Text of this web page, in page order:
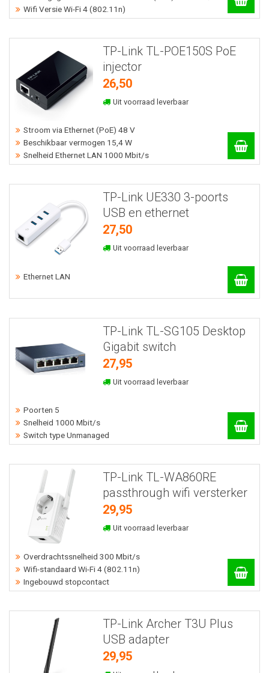
Wifi Versie Wi-Fi 4 (802.11n)
TP-Link TL-POE150S PoE
injector
26,50
Uit voorraad leverbaar
Stroom via Ethernet (PoE) 48 V
Beschikbaar vermogen 15,4 W
Snelheid Ethernet LAN 1000 Mbit/s
TP-Link UE330 3-poorts
USB en ethernet
27,50
Uit voorraad leverbaar
Ethernet LAN
TP-Link TL-SG105 Desktop
Gigabit switch
27,95
Uit voorraad leverbaar
Poorten 5
Snelheid 1000 Mbit/s
Switch type Unmanaged
TP-Link TL-WA860RE
passthrough wifi versterker
29,95
Uit voorraad leverbaar
Overdrachtssnelheid 300 Mbit/s
Wifi-standaard Wi-Fi 4 (802.11n)
Ingebouwd stopcontact
TP-Link Archer T3U Plus
USB adapter
29,95